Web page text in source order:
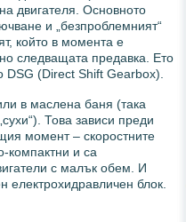
двигателя. Основното
и „безпроблемният“
който в момента е
следващата предавка. Ето
DSG (Direct Shift Gearbox).
в маслена баня (така
Това зависи преди
момент – скоростните
компактни и са
с малък обем. И
електрохидравличен блок.